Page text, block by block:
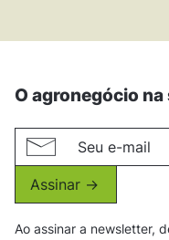
O agronegócio
Assinar ->
Ao assinar a newsletter,